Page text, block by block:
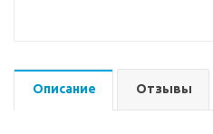
Описание Отзывы